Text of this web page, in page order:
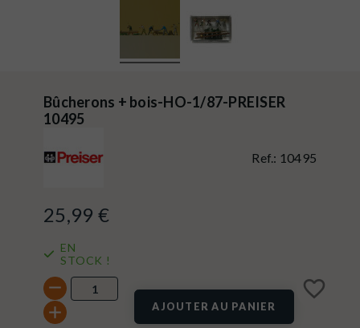
Bûcherons + bois-HO-1/87-PREISER
10495
Ref.: 10495
25,99 €
EN
STOCK !
AJOUTER AU PANIER
favorite_border